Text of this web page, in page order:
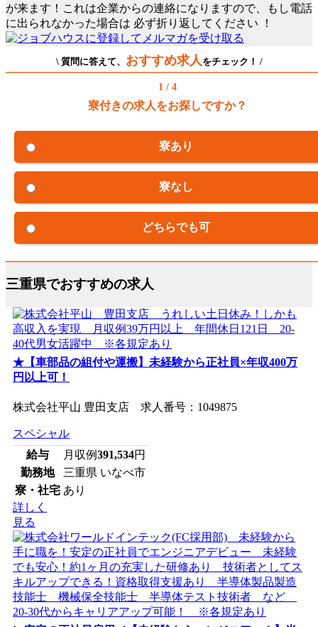
が来ます！これは企業からの連絡になりますので、もし電話
に出られなかった場合は 必ず折り返してください ！
\ 質問に答えて、 おすすめ求人 をチェック！ /
1 / 4
寮付きの求人をお探しですか？
寮あり
寮なし
どちらでも可
三重県でおすすめの求人
★【車部品の組付や運搬】未経験から正社員×年収400万
円以上可！
株式会社平山 豊田支店 求人番号：1049875
スペシャル
給与
月収例391,534円
勤務地
三重県 いなべ市
寮・社宅 あり
詳しく
見る